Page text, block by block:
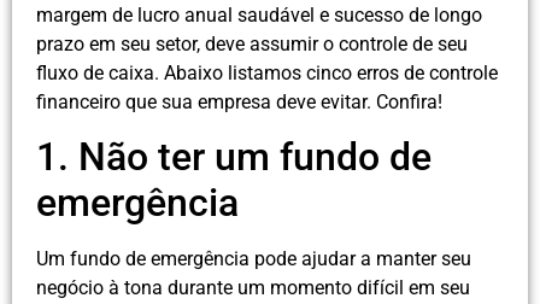
margem de lucro anual saudável e sucesso de longo
prazo em seu setor, deve assumir o controle de seu
fluxo de caixa. Abaixo listamos cinco erros de controle
financeiro que sua empresa deve evitar. Confira!
1. Não ter um fundo de
emergência
Um fundo de emergência pode ajudar a manter seu
negócio à tona durante um momento difícil em seu